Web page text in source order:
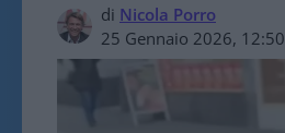
di Nicola Porro
25 Gennaio 2026, 12:50